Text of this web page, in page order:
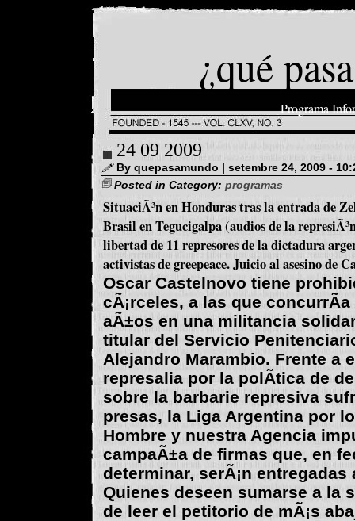
¿qué
Programa
24 09 2009
By quepasamundo | setembre 24, 2009 -
Posted in Category: programas
SituaciÃ³n en Honduras tras la entrada de
Brasil en Tegucigalpa (audios de la
libertad de 11 represores de la dictadura
activistas de greepeace. Juicio al asesino de
Oscar Castelnovo tiene
cÃ¡rceles, a las que
aÃ±os en una militancia
titular del Servicio
Alejandro Marambio. Frente a
represalia por la polÃ­tica de
sobre la barbarie represiva
presas, la Liga Argentina por
Hombre y nuestra Agencia
campaÃ±a de firmas que, en
determinar, serÃ¡n entregadas
Quienes deseen sumarse a la
de leer el petitorio de mÃ¡s